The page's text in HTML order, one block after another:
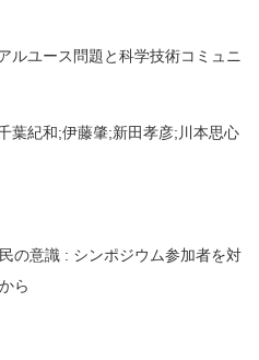
ルユース問題と科学技術コミュニ
葉紀和;伊藤肇;新田孝彦;川本思心
の意識 : シンポジウム参加者を対
ら